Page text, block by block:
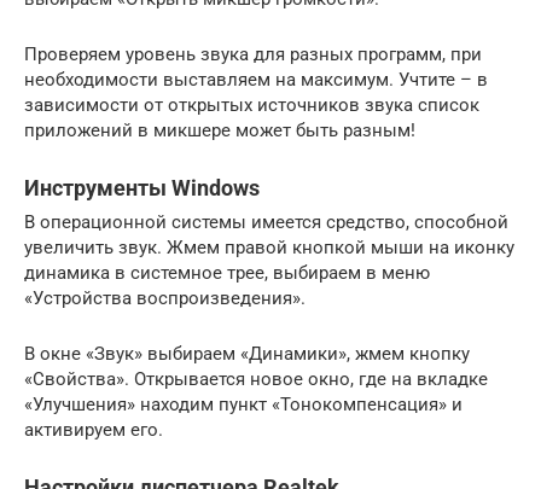
Проверяем уровень звука для разных программ, при
необходимости выставляем на максимум. Учтите – в
зависимости от открытых источников звука список
приложений в микшере может быть разным!
Инструменты Windows
В операционной системы имеется средство, способной
увеличить звук. Жмем правой кнопкой мыши на иконку
динамика в системное трее, выбираем в меню
«Устройства воспроизведения».
В окне «Звук» выбираем «Динамики», жмем кнопку
«Свойства». Открывается новое окно, где на вкладке
«Улучшения» находим пункт «Тонокомпенсация» и
активируем его.